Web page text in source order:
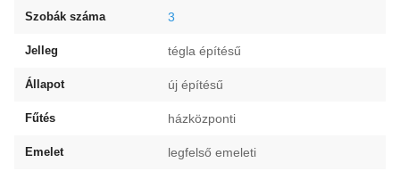
Szobák száma 3
Jelleg tégla építésű
Állapot új építésű
Fűtés házközponti
Emelet legfelső emeleti